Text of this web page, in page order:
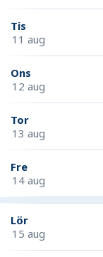
Tis
11 aug
Ons
12 aug
Tor
13 aug
Fre
14 aug
Lör
15 aug